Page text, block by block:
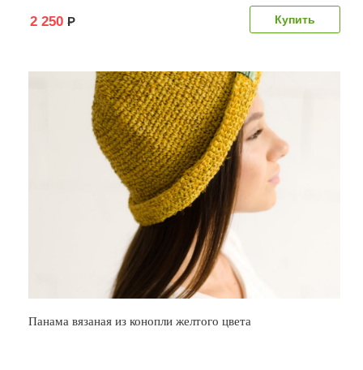
2 250 Р
Панама вязаная из конопли желтого цвета